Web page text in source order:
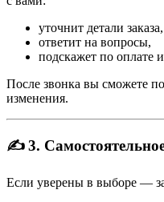
уточнит детали заказа,
ответит на вопросы,
подскажет по оплате
После звонка вы сможете
изменения.
✍️ 3.
Если уверены в выборе —